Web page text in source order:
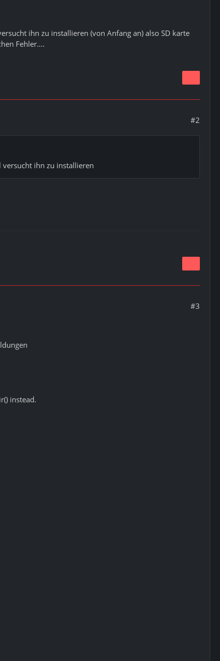
ihn zu installieren (von Anfang an) also SD karte
Fehler....
#2
versucht ihn zu installieren
#3
instead.